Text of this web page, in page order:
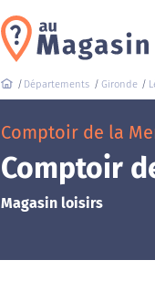
Départements Gironde
Comptoir de la
Comptoir
Magasin loisirs